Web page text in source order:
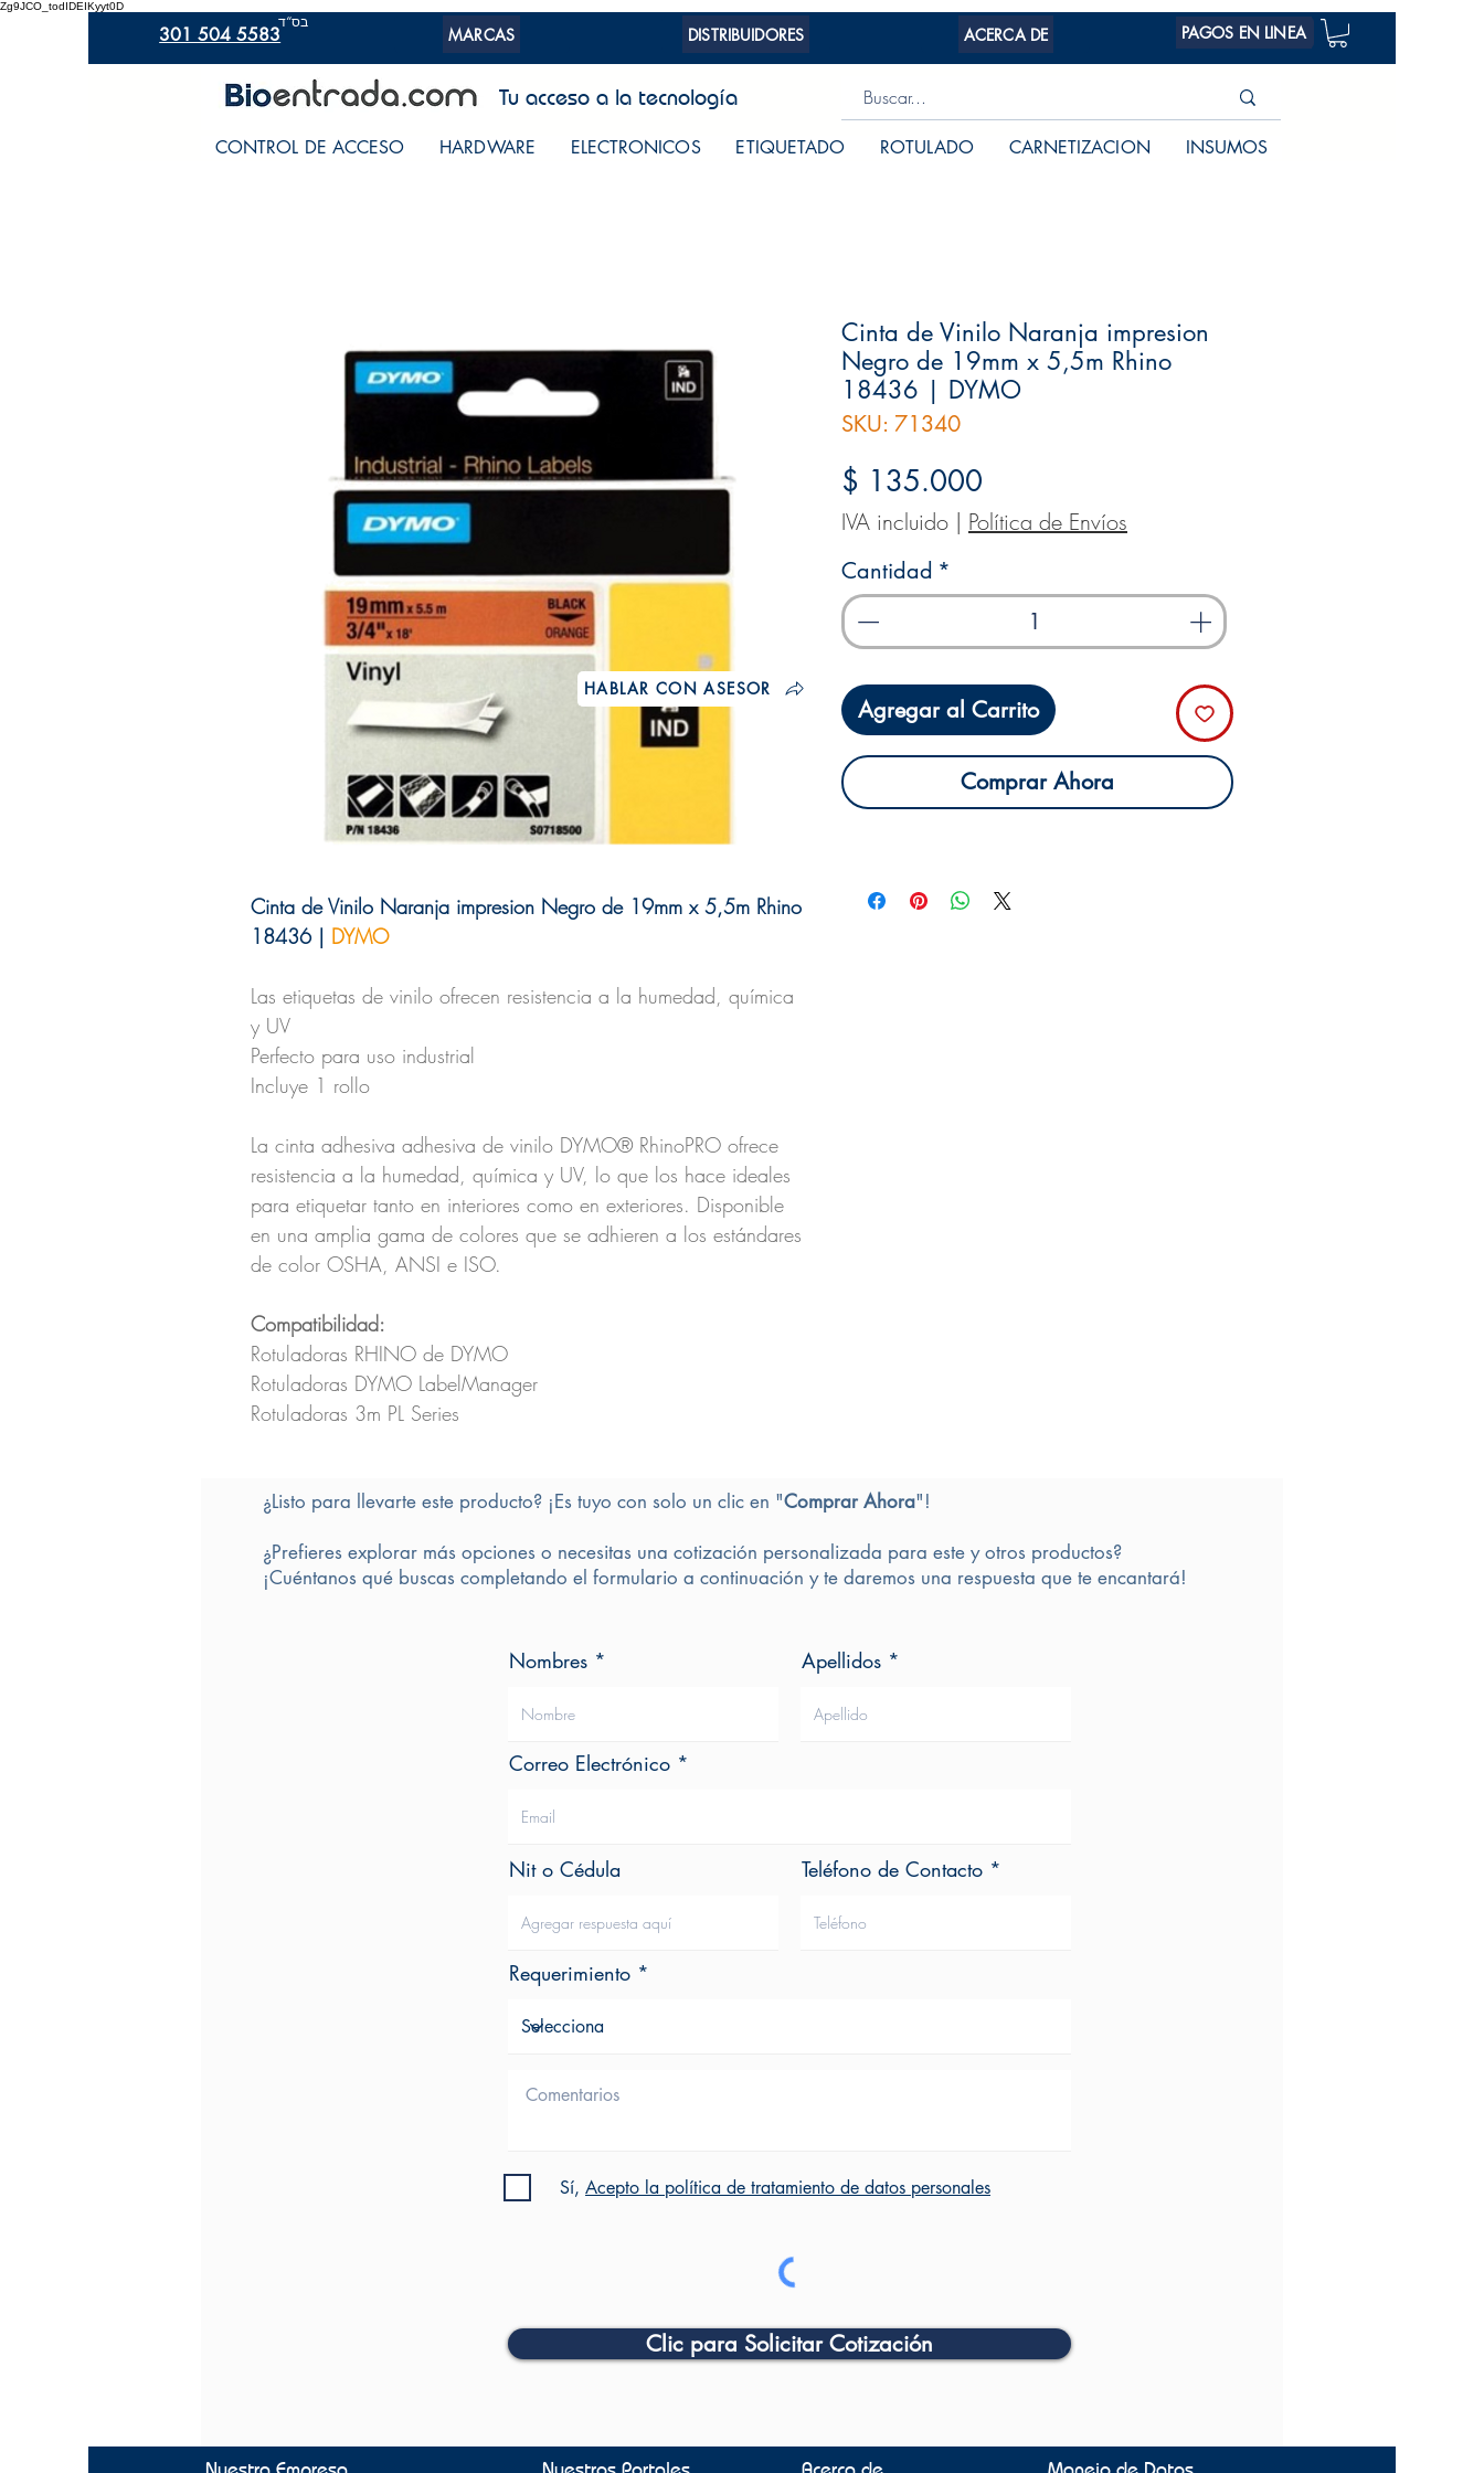
Zg9JCO_todIDEIKyyt0D
301 504 5583
בס“ד
MARCAS DISTRIBUIDORES ACERCA DE PAGOS EN LINEA
Tu acceso a la tecnología
CONTROL DE ACCESO HARDWARE ELECTRONICOS ETIQUETADO ROTULADO CARNETIZACION INSUMOS
Cinta de Vinilo Naranja impresion Negro de 19mm x 5,5m Rhino
18436 | DYMO
Las etiquetas de vinilo ofrecen resistencia a la humedad, química
y UV
Perfecto para uso industrial
Incluye 1 rollo
La cinta adhesiva adhesiva de vinilo DYMO® RhinoPRO ofrece
resistencia a la humedad, química y UV, lo que los hace ideales
para etiquetar tanto en interiores como en exteriores. Disponible
en una amplia gama de colores que se adhieren a los estándares
de color OSHA, ANSI e ISO.
Compatibilidad:
Rotuladoras RHINO de DYMO
Rotuladoras DYMO LabelManager
Rotuladoras 3m PL Series
Cinta de Vinilo Naranja impresion
Negro de 19mm x 5,5m Rhino
18436 | DYMO
SKU: 71340
$ 135.000
IVA incluido | Política de Envíos
Cantidad *
Agregar al Carrito
Comprar Ahora
HABLAR CON ASESOR
¿Listo para llevarte este producto? ¡Es tuyo con solo un clic en "Comprar Ahora"!
¿Prefieres explorar más opciones o necesitas una cotización personalizada para este y otros productos?
¡Cuéntanos qué buscas completando el formulario a continuación y te daremos una respuesta que te encantará!
Nombres Apellidos
Correo Electrónico
Nit o Cédula Teléfono de Contacto
Requerimiento
Sí, Acepto la política de tratamiento de datos personales
Clic para Solicitar Cotización